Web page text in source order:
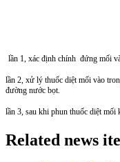
lần 1, xác định chính đứng mối
lần 2, xử lý thuốc diệt mối vào
đường nước bọt.
lần 3, sau khi phun thuốc diệt mối
Related news